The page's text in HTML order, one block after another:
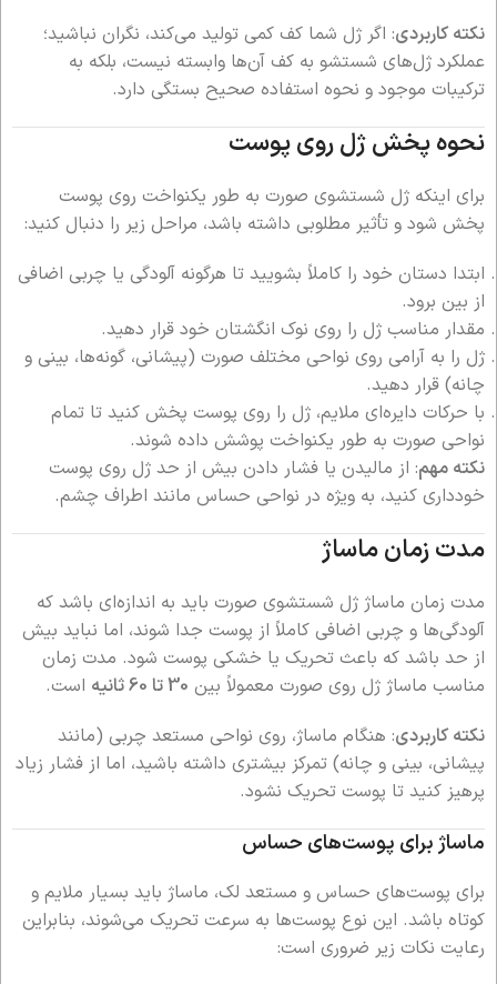
نکته کاربردی: اگر ژل شما کف کمی تولید می‌کند، نگران نباشید؛
عملکرد ژل‌های شستشو به کف آن‌ها وابسته نیست، بلکه به
ترکیبات موجود و نحوه استفاده صحیح بستگی دارد.
نحوه پخش ژل روی پوست
برای اینکه ژل شستشوی صورت به طور یکنواخت روی پوست
پخش شود و تأثیر مطلوبی داشته باشد، مراحل زیر را دنبال کنید:
ابتدا دستان خود را کاملاً بشویید تا هرگونه آلودگی یا چربی اضافی
از بین برود.
مقدار مناسب ژل را روی نوک انگشتان خود قرار دهید.
ژل را به آرامی روی نواحی مختلف صورت (پیشانی، گونه‌ها، بینی و
چانه) قرار دهید.
با حرکات دایره‌ای ملایم، ژل را روی پوست پخش کنید تا تمام
نواحی صورت به طور یکنواخت پوشش داده شوند.
نکته مهم: از مالیدن یا فشار دادن بیش از حد ژل روی پوست
خودداری کنید، به ویژه در نواحی حساس مانند اطراف چشم.
مدت زمان ماساژ
مدت زمان ماساژ ژل شستشوی صورت باید به اندازه‌ای باشد که
آلودگی‌ها و چربی اضافی کاملاً از پوست جدا شوند، اما نباید بیش
از حد باشد که باعث تحریک یا خشکی پوست شود. مدت زمان
مناسب ماساژ ژل روی صورت معمولاً بین 30 تا 60 ثانیه
است.
نکته کاربردی: هنگام ماساژ، روی نواحی مستعد چربی (مانند
پیشانی، بینی و چانه) تمرکز بیشتری داشته باشید، اما از فشار زیاد
پرهیز کنید تا پوست تحریک نشود.
ماساژ برای پوست‌های حساس
برای پوست‌های حساس و مستعد لک، ماساژ باید بسیار ملایم و
کوتاه باشد. این نوع پوست‌ها به سرعت تحریک می‌شوند، بنابراین
رعایت نکات زیر ضروری است: